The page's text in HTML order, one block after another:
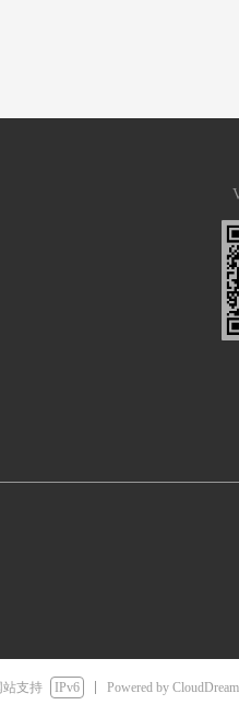
站支持 IPv6 Powered by CloudDream